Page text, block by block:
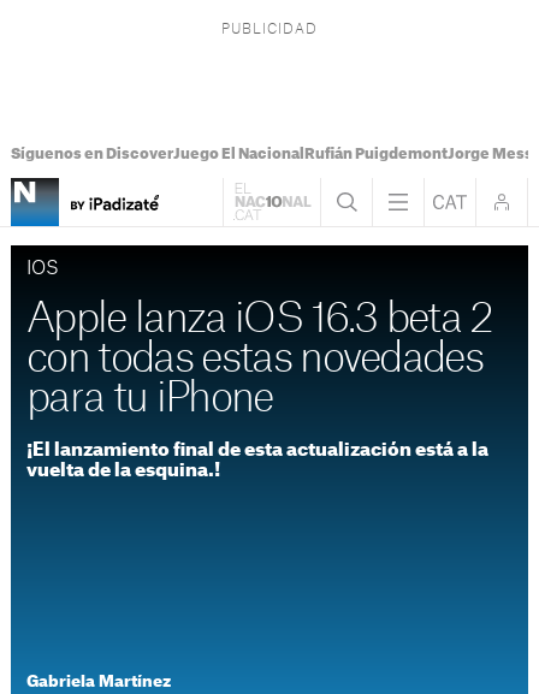
Síguenos en DiscoverJuego El Nacional Rufián PuigdemontJorge Messi
IOS
Apple lanza iOS 16.3 beta 2
con todas estas novedades
para tu iPhone
¡El lanzamiento final de esta actualización está a la
vuelta de la esquina.!
Gabriela Martínez